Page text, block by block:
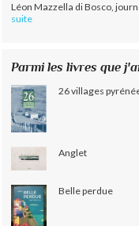
Léon Mazzella di Bosco,
suite
Parmi les livres que
26 villages
Anglet
Belle perdue